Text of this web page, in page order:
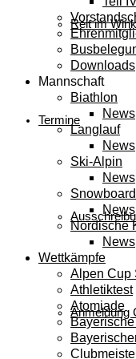
Reit im
Termine
Anmeldung
Downloads
Mannschaft
Biathlon
News
Langlauf
News
Ski-Alpin
News
Snowboard
News
Nordische
News
Wettkämpfe
Alpen Cup
Athletiktest
Atomiade